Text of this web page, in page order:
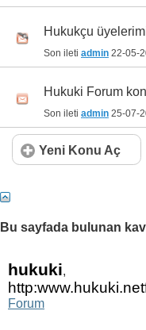
Hukukçu
Son ileti admin 22-05-
Hukuki Forum
Son ileti admin 25-07-
Yeni Konu Aç
Bu sayfada bulunan
hukuki,
Forum